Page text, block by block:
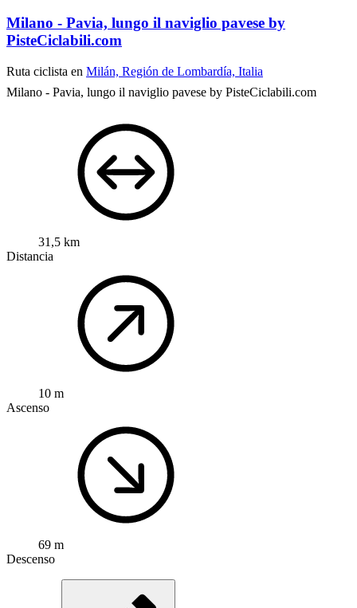
Milano - Pavia, lungo il naviglio pavese by
PisteCiclabili.com
Ruta ciclista en Milán, Región de Lombardía, Italia
Milano - Pavia, lungo il naviglio pavese by PisteCiclabili.com
31,5 km
Distancia
10 m
Ascenso
69 m
Descenso